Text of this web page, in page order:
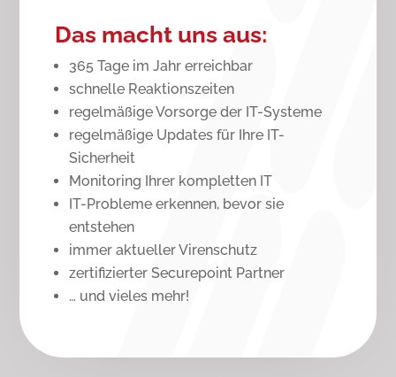
Das macht uns aus:
365 Tage im Jahr erreichbar
schnelle Reaktionszeiten
regelmäßige Vorsorge der IT-Systeme
regelmäßige Updates für Ihre IT-
Sicherheit
Monitoring Ihrer kompletten IT
IT-Probleme erkennen, bevor sie
entstehen
immer aktueller Virenschutz
zertifizierter Securepoint Partner
… und vieles mehr!